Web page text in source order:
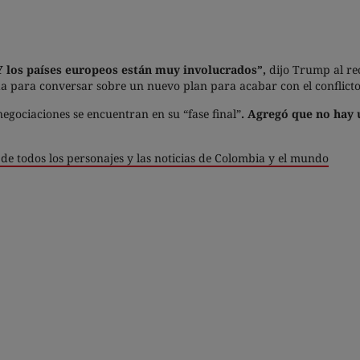
países europeos están muy involucrados”, dijo Trump al
para conversar sobre un nuevo plan para acabar con el
se encuentran en su “fase final”. Agregó que no
todos los personajes y las noticias de Colombia y el mundo